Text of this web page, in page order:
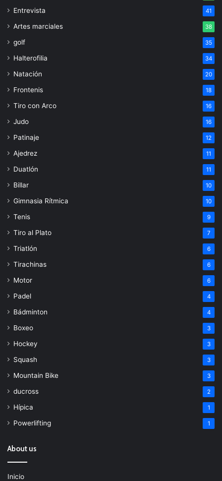
Entrevista 41
Artes marciales 38
golf 35
Halterofilia 34
Natación 20
Frontenis 18
Tiro con Arco 16
Judo 16
Patinaje 12
Ajedrez 11
Duatlón 11
Billar 10
Gimnasia Rítmica 10
Tenis 9
Tiro al Plato 7
Triatlón 6
Tirachinas 6
Motor 6
Padel 4
Bádminton 4
Boxeo 3
Hockey 3
Squash 3
Mountain Bike 3
ducross 2
Hípica 1
Powerlifting 1
About us
Inicio